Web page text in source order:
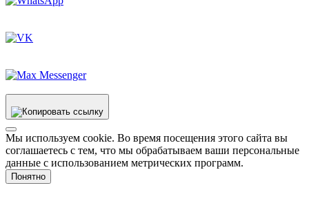
Мы используем cookie. Во время посещения этого сайта вы
соглашаетесь с тем, что мы обрабатываем ваши персональные
данные с использованием метрических программ.
Понятно